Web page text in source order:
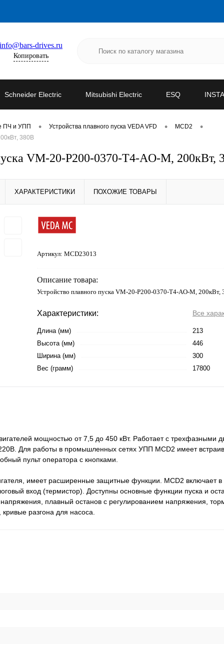
info@bars-drives.ru
Копировать
Schneider Electric Mitsubishi Electric ESQ
ПЧ и УПП • Устройства плавного пуска VEDA VFD • MCD2 •
380В
VM-20-P200-0370-T4-AO-M, 200кВт,
ХАРАКТЕРИСТИКИ ПОХОЖИЕ ТОВАРЫ
Артикул: MCD23013
Описание товара:
Устройство плавного пуска VM-20-P200-0370-T4-AO-M, 200кВт,
Характеристики: Все
Длина (мм)
213
Высота (мм)
446
Ширина (мм)
300
Вес (грамм)
17800
мощностью от 7,5 до 450 кВт. Работает с трехфазными
Для работы в промышленных сетях УПП MCD2 имеет
пульт оператора с кнопками.
имеет расширенные защитные функции. MCD2 включает
вход (термистор). Доступны основные функции пуска и
плавный останов с регулированием напряжения,
разгона для насоса.